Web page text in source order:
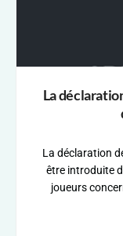
La
La déclaration
être introduite
joueurs